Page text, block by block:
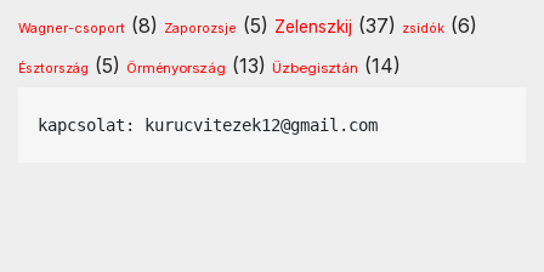
Wagner-csoport (8) Zaporozsje (5) Zelenszkij (37) zsidók (6)
Észtország (5) Örményország (13) Üzbegisztán (14)
kapcsolat: kurucvitezek12@gmail.com